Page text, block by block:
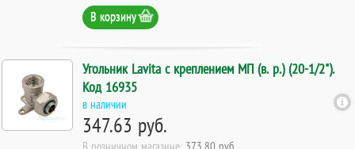
В корзину
Угольник Lavita с креплением МП (в. р.) (20-1/2").
Код 16935
в наличии
347.63 руб.
В розничном магазине: 373.80 руб.